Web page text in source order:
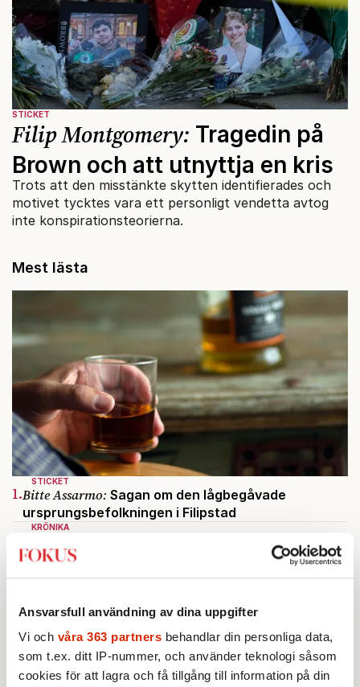
Ansvarsfull användning av dina uppgifter
Vi och våra 363 partners behandlar din personliga data,
som t.ex. ditt IP-nummer, och använder teknologi såsom
cookies för att lagra och få tillgång till information på din
STICKET
Filip Montgomery: Tragedin på
Brown och att utnyttja en kris
Trots att den misstänkte skytten identifierades och
motivet tycktes vara ett personligt vendetta avtog
inte konspirationsteorierna.
Mest lästa
STICKET
1.Bitte Assarmo: Sagan om den lågbegåvade
ursprungsbefolkningen i Filipstad
KRÖNIKA
Efter islamistdådet oroar sig
vänstern för Agnes Wold
3.
franska civilisationen
STICKET
4.Dan Korn: Quisling, quislingar och sten i glashus
5.Därför liknar Putin både tsaren och Stalin
Av: Bengt Jangfeldt